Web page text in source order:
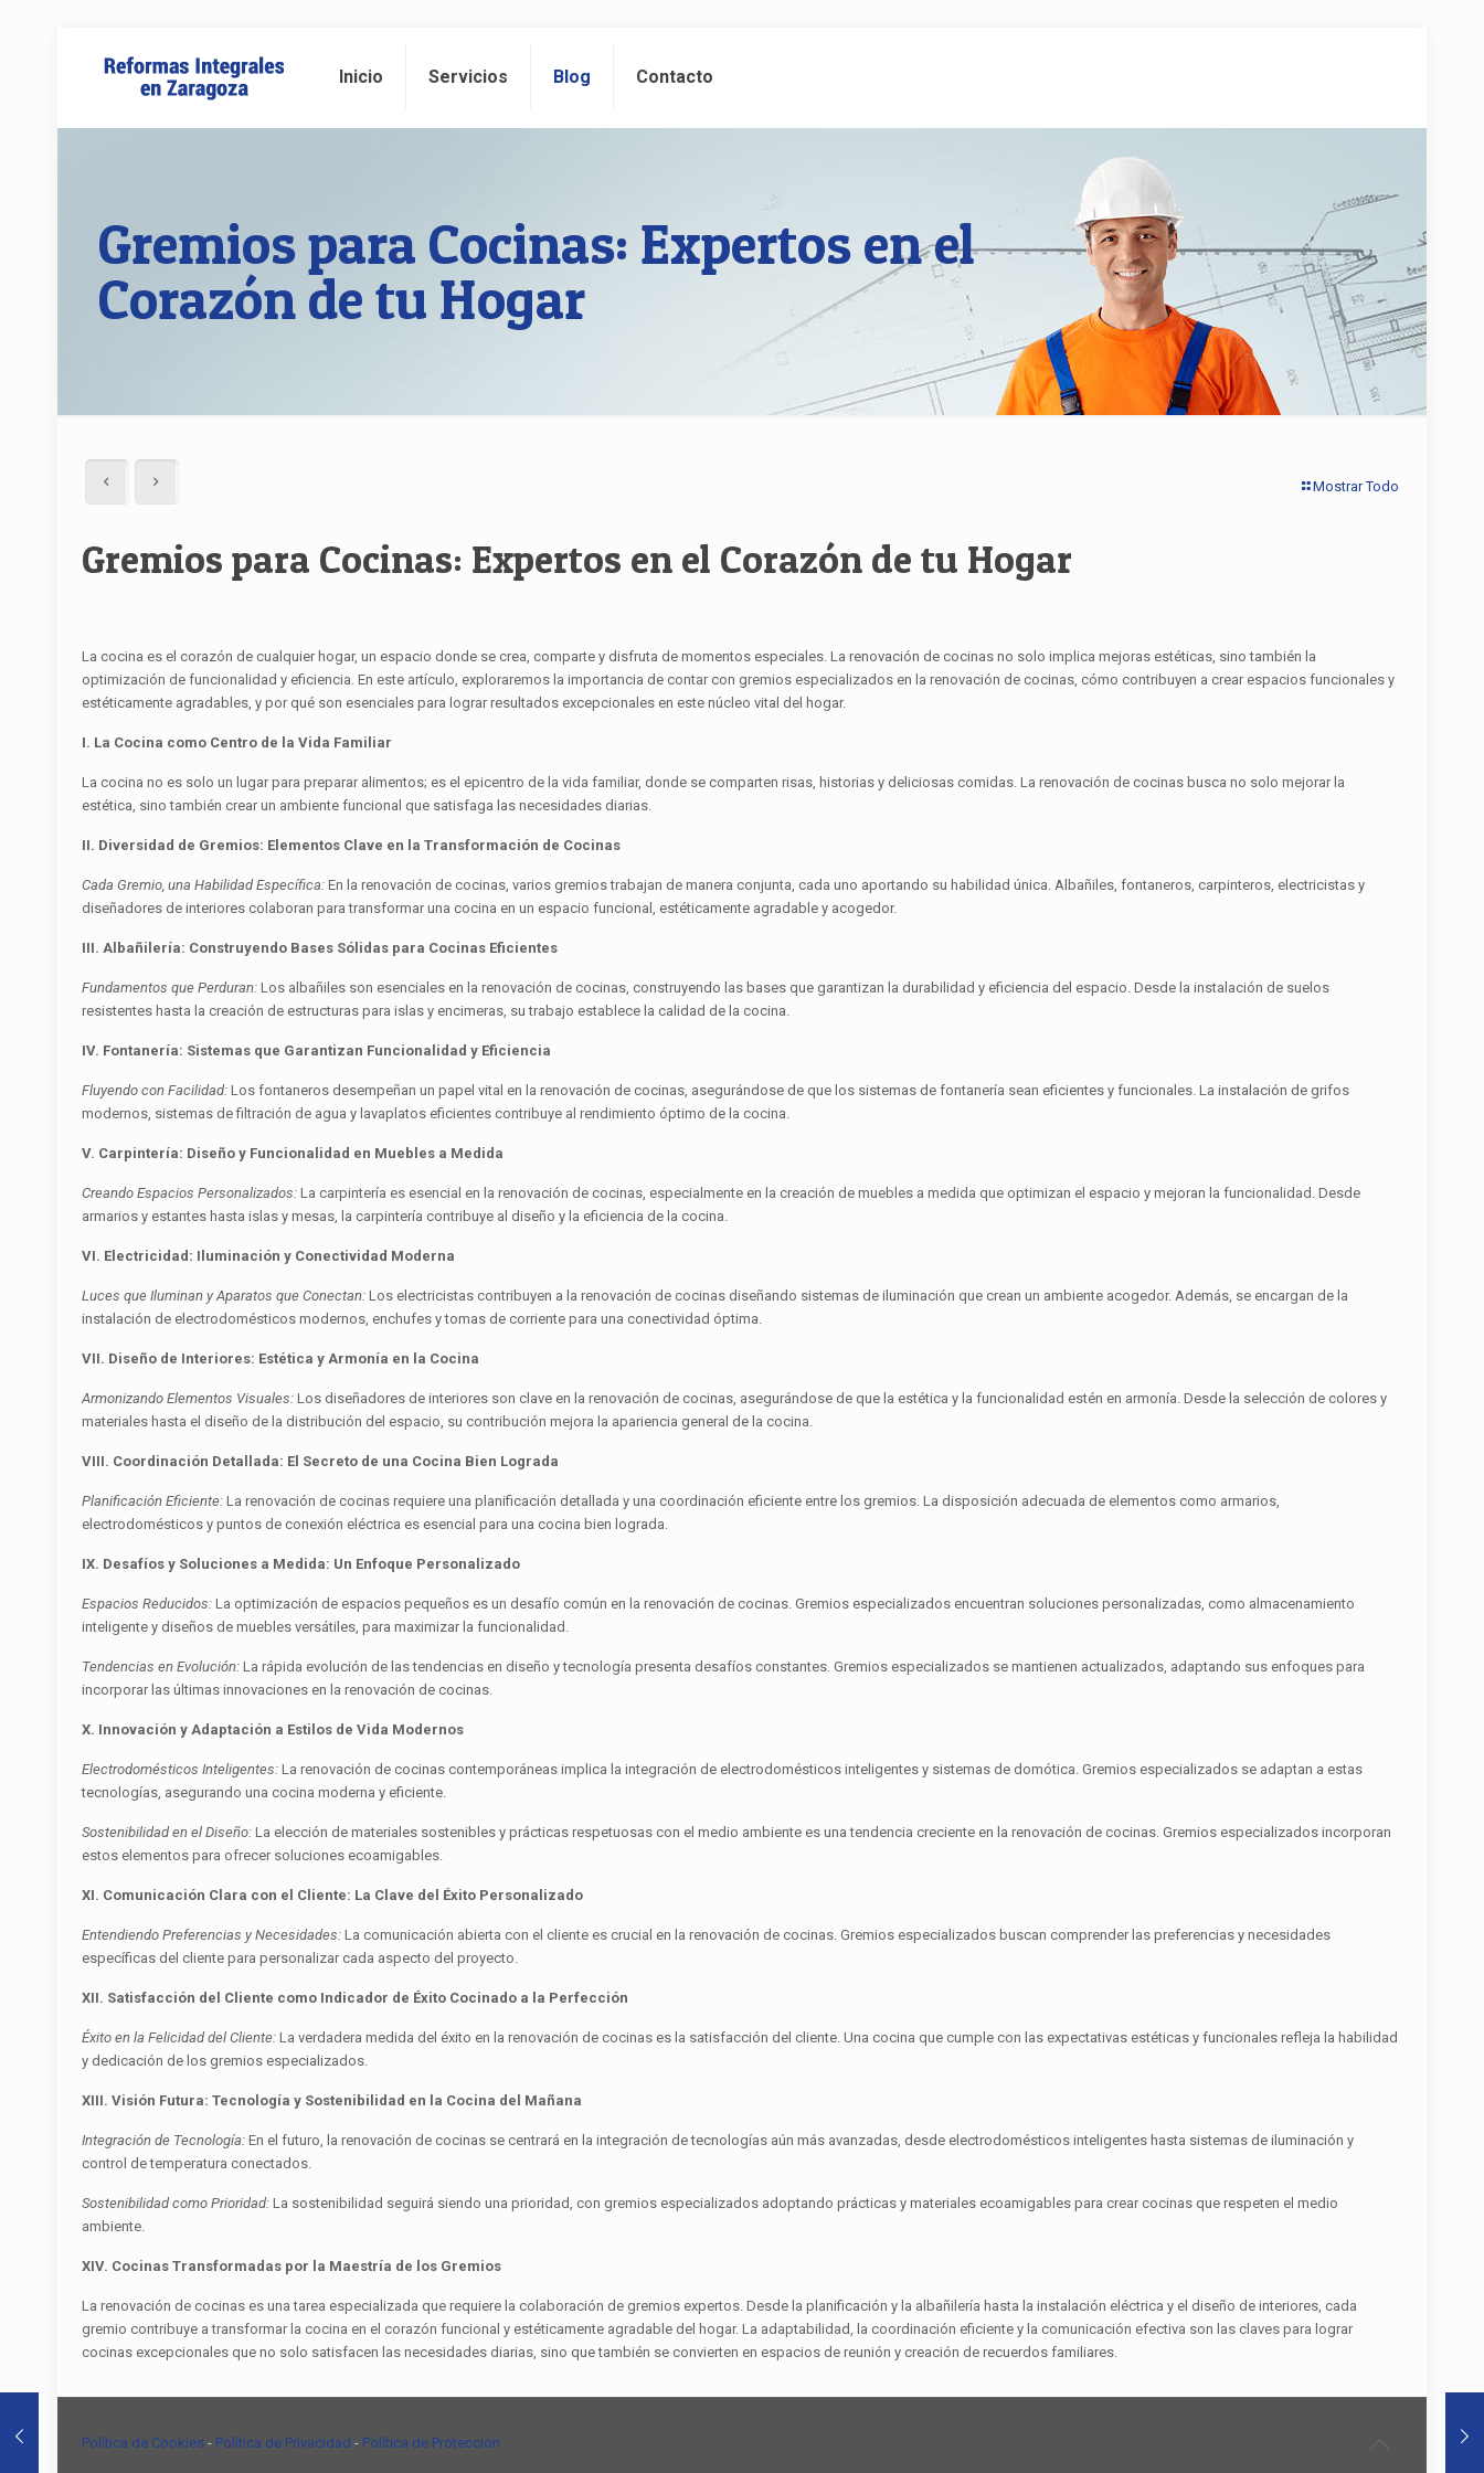
Inicio Servicios Blog Contacto
Gremios para Cocinas: Expertos en el
Corazón de tu Hogar
Mostrar Todo
Gremios para Cocinas: Expertos en el Corazón de tu Hogar
La cocina es el corazón de cualquier hogar, un espacio donde se crea, comparte y disfruta de momentos especiales. La renovación de cocinas no solo implica mejoras estéticas, sino también la
optimización de funcionalidad y eficiencia. En este artículo, exploraremos la importancia de contar con gremios especializados en la renovación de cocinas, cómo contribuyen a crear espacios funcionales y
estéticamente agradables, y por qué son esenciales para lograr resultados excepcionales en este núcleo vital del hogar.
I. La Cocina como Centro de la Vida Familiar
La cocina no es solo un lugar para preparar alimentos; es el epicentro de la vida familiar, donde se comparten risas, historias y deliciosas comidas. La renovación de cocinas busca no solo mejorar la
estética, sino también crear un ambiente funcional que satisfaga las necesidades diarias.
II. Diversidad de Gremios: Elementos Clave en la Transformación de Cocinas
Cada Gremio, una Habilidad Específica: En la renovación de cocinas, varios gremios trabajan de manera conjunta, cada uno aportando su habilidad única. Albañiles, fontaneros, carpinteros, electricistas y
diseñadores de interiores colaboran para transformar una cocina en un espacio funcional, estéticamente agradable y acogedor.
III. Albañilería: Construyendo Bases Sólidas para Cocinas Eficientes
Fundamentos que Perduran: Los albañiles son esenciales en la renovación de cocinas, construyendo las bases que garantizan la durabilidad y eficiencia del espacio. Desde la instalación de suelos
resistentes hasta la creación de estructuras para islas y encimeras, su trabajo establece la calidad de la cocina.
IV. Fontanería: Sistemas que Garantizan Funcionalidad y Eficiencia
Fluyendo con Facilidad: Los fontaneros desempeñan un papel vital en la renovación de cocinas, asegurándose de que los sistemas de fontanería sean eficientes y funcionales. La instalación de grifos
modernos, sistemas de filtración de agua y lavaplatos eficientes contribuye al rendimiento óptimo de la cocina.
V. Carpintería: Diseño y Funcionalidad en Muebles a Medida
Creando Espacios Personalizados: La carpintería es esencial en la renovación de cocinas, especialmente en la creación de muebles a medida que optimizan el espacio y mejoran la funcionalidad. Desde
armarios y estantes hasta islas y mesas, la carpintería contribuye al diseño y la eficiencia de la cocina.
VI. Electricidad: Iluminación y Conectividad Moderna
Luces que Iluminan y Aparatos que Conectan: Los electricistas contribuyen a la renovación de cocinas diseñando sistemas de iluminación que crean un ambiente acogedor. Además, se encargan de la
instalación de electrodomésticos modernos, enchufes y tomas de corriente para una conectividad óptima.
VII. Diseño de Interiores: Estética y Armonía en la Cocina
Armonizando Elementos Visuales: Los diseñadores de interiores son clave en la renovación de cocinas, asegurándose de que la estética y la funcionalidad estén en armonía. Desde la selección de colores y
materiales hasta el diseño de la distribución del espacio, su contribución mejora la apariencia general de la cocina.
VIII. Coordinación Detallada: El Secreto de una Cocina Bien Lograda
Planificación Eficiente: La renovación de cocinas requiere una planificación detallada y una coordinación eficiente entre los gremios. La disposición adecuada de elementos como armarios,
electrodomésticos y puntos de conexión eléctrica es esencial para una cocina bien lograda.
IX. Desafíos y Soluciones a Medida: Un Enfoque Personalizado
Espacios Reducidos: La optimización de espacios pequeños es un desafío común en la renovación de cocinas. Gremios especializados encuentran soluciones personalizadas, como almacenamiento
inteligente y diseños de muebles versátiles, para maximizar la funcionalidad.
Tendencias en Evolución: La rápida evolución de las tendencias en diseño y tecnología presenta desafíos constantes. Gremios especializados se mantienen actualizados, adaptando sus enfoques para
incorporar las últimas innovaciones en la renovación de cocinas.
X. Innovación y Adaptación a Estilos de Vida Modernos
Electrodomésticos Inteligentes: La renovación de cocinas contemporáneas implica la integración de electrodomésticos inteligentes y sistemas de domótica. Gremios especializados se adaptan a estas
tecnologías, asegurando una cocina moderna y eficiente.
Sostenibilidad en el Diseño: La elección de materiales sostenibles y prácticas respetuosas con el medio ambiente es una tendencia creciente en la renovación de cocinas. Gremios especializados incorporan
estos elementos para ofrecer soluciones ecoamigables.
XI. Comunicación Clara con el Cliente: La Clave del Éxito Personalizado
Entendiendo Preferencias y Necesidades: La comunicación abierta con el cliente es crucial en la renovación de cocinas. Gremios especializados buscan comprender las preferencias y necesidades
específicas del cliente para personalizar cada aspecto del proyecto.
XII. Satisfacción del Cliente como Indicador de Éxito Cocinado a la Perfección
Éxito en la Felicidad del Cliente: La verdadera medida del éxito en la renovación de cocinas es la satisfacción del cliente. Una cocina que cumple con las expectativas estéticas y funcionales refleja la habilidad
y dedicación de los gremios especializados.
XIII. Visión Futura: Tecnología y Sostenibilidad en la Cocina del Mañana
Integración de Tecnología: En el futuro, la renovación de cocinas se centrará en la integración de tecnologías aún más avanzadas, desde electrodomésticos inteligentes hasta sistemas de iluminación y
control de temperatura conectados.
Sostenibilidad como Prioridad: La sostenibilidad seguirá siendo una prioridad, con gremios especializados adoptando prácticas y materiales ecoamigables para crear cocinas que respeten el medio
ambiente.
XIV. Cocinas Transformadas por la Maestría de los Gremios
La renovación de cocinas es una tarea especializada que requiere la colaboración de gremios expertos. Desde la planificación y la albañilería hasta la instalación eléctrica y el diseño de interiores, cada
gremio contribuye a transformar la cocina en el corazón funcional y estéticamente agradable del hogar. La adaptabilidad, la coordinación eficiente y la comunicación efectiva son las claves para lograr
cocinas excepcionales que no solo satisfacen las necesidades diarias, sino que también se convierten en espacios de reunión y creación de recuerdos familiares.
Política de Cookies - Política de Privacidad - Política de Protección